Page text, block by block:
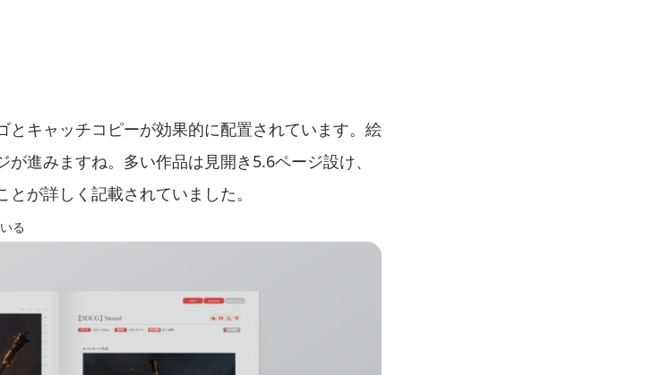
とキャッチコピーが効果的に配置されています。絵
進みますね。多い作品は見開き5.6ページ設け、
が詳しく記載されていました。
る